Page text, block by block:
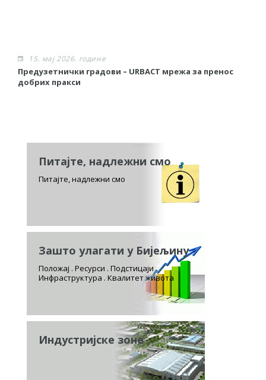
15. мај 2026. године
Предузетнички градови – URBACT мрежа за пренос
добрих пракси
Питајте, надлежни смо
Питајте, надлежни смо
Зашто улагати у Бијељину
Положај . Ресурси . Подстицаји
Инфраструктура . Квалитет живота
Индустријске зоне